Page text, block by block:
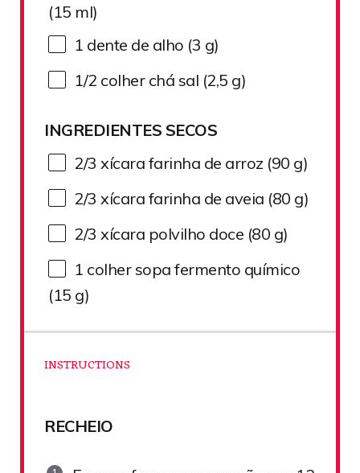
(15 ml)
1 dente de alho (3 g)
1/2 colher chá sal (2,5 g)
INGREDIENTES SECOS
2/3 xícara farinha de arroz (90 g)
2/3 xícara farinha de aveia (80 g)
2/3 xícara polvilho doce (80 g)
1 colher sopa fermento químico
(15 g)
INSTRUCTIONS
RECHEIO